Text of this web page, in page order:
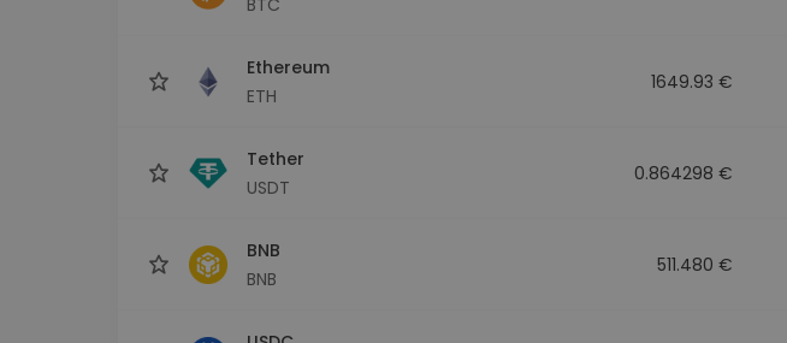
Ethereum
ETH
1649.93 €
Tether
USDT
0.864298 €
BNB
BNB
511.480 €